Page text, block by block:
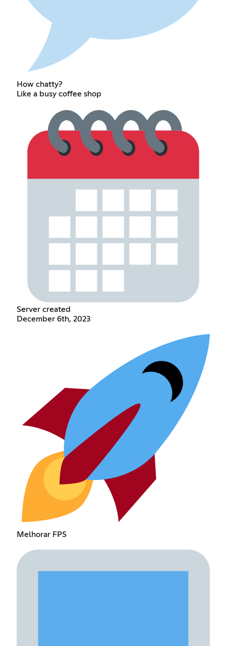
How chatty?
Like a busy coffee shop
Server created
December 6th, 2023
Melhorar FPS